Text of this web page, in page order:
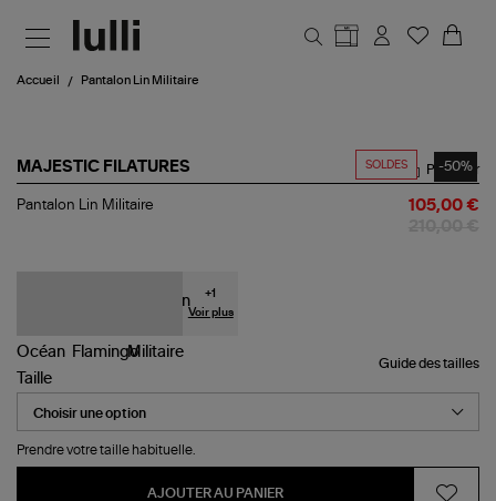
Accueil Pantalon Lin Militaire
SOLDES -50%
MAJESTIC FILATURES
Pantalon
Partager
Pantalon Lin Militaire 105,00 €
+1
Voir plus
Guide des tailles
Taille
Prendre votre taille habituelle.
AJOUTER AU PANIER